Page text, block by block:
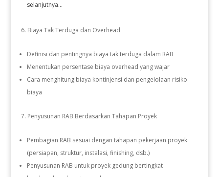
selanjutnya...
Biaya Tak Terduga dan Overhead
Definisi dan pentingnya biaya tak terduga dalam RAB
Menentukan persentase biaya overhead yang wajar
Cara menghitung biaya kontinjensi dan pengelolaan risiko
biaya
Penyusunan RAB Berdasarkan Tahapan Proyek
Pembagian RAB sesuai dengan tahapan pekerjaan proyek
(persiapan, struktur, instalasi, finishing, dsb.)
Penyusunan RAB untuk proyek gedung bertingkat